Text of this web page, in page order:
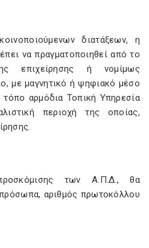
διατάξεων, η
να πραγματοποιηθεί από το
επιχείρησης ή νομίμως
με μαγνητικό ή ψηφιακό μέσο
αρμόδια Τοπική Υπηρεσία
περιοχή της οποίας,
των Α.Π.Δ., θα
αριθμός πρωτοκόλλου